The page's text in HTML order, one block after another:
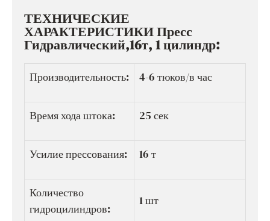
ТЕХНИЧЕСКИЕ
ХАРАКТЕРИСТИКИ Пресс
Гидравлический,16т, 1 цилиндр:
Производительность: 4-6 тюков/в час
Время хода штока: 25 сек
Усилие прессования: 16 т
Количество
гидроцилиндров:
1 шт